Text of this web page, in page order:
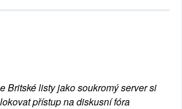
Britské listy jako soukromý server si
přístup na diskusní fóra